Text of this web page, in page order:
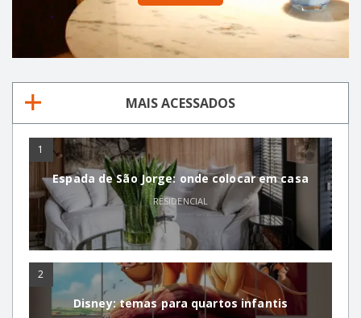
MAIS ACESSADOS
1
Espada de São Jorge: onde colocar em casa
RESIDENCIAL
2
Disney: temas para quartos infantis